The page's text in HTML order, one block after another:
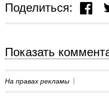
Поделиться:
Показать
На правах рекламы